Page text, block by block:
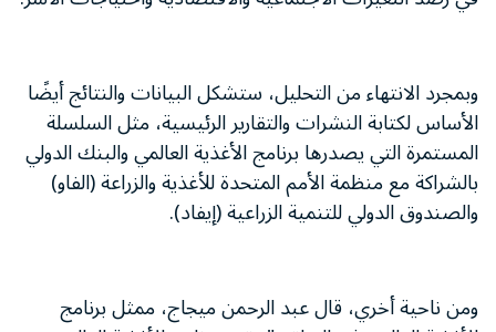
وبمجرد الانتهاء من التحليل، ستشكل البيانات والنتائج أيضًا
الأساس لكتابة النشرات والتقارير الرئيسية، مثل السلسلة
المستمرة التي يصدرها برنامج الأغذية العالمي والبنك الدولي
بالشراكة مع منظمة الأمم المتحدة للأغذية والزراعة (الفاو)
والصندوق الدولي للتنمية الزراعية (إيفاد).
ومن ناحية أخري، قال عبد الرحمن ميجاج، ممثل برنامج